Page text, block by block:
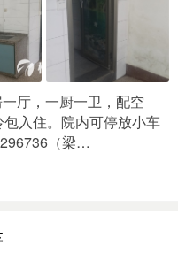
厅，一厨一卫，配空
入住。院内可停放小车
（梁…